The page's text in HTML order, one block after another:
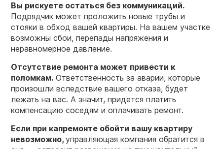
Вы рискуете остаться без коммуникаций.
Подрядчик может проложить новые трубы и
стояки в обход вашей квартиры. На вашем участке
возможны сбои, перепады напряжения и
неравномерное давление.
Отсутствие ремонта может привести к
поломкам. Ответственность за аварии, которые
произошли вследствие вашего отказа, будет
лежать на вас. А значит, придется платить
компенсацию соседям и оплачивать ремонт.
Если при капремонте обойти вашу квартиру
невозможно, управляющая компания обратится в